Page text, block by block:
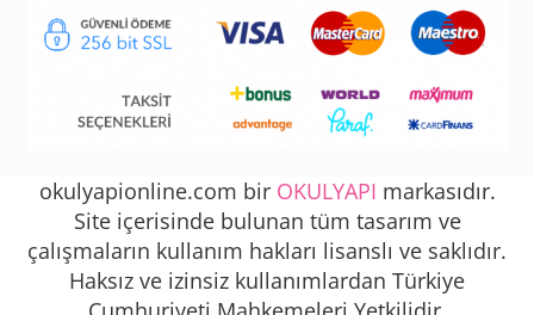
okulyapionline.com bir OKULYAPI markasıdır.
Site içerisinde bulunan tüm tasarım ve
çalışmaların kullanım hakları lisanslı ve saklıdır.
Haksız ve izinsiz kullanımlardan Türkiye